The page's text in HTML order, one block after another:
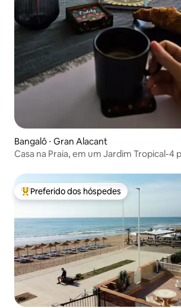
Bangalô ⋅ Gran Alacant
Casa na Praia, em um Jardim Tropical-4
Entre os melhores preferidos dos hóspedes
Preferido dos hóspedes